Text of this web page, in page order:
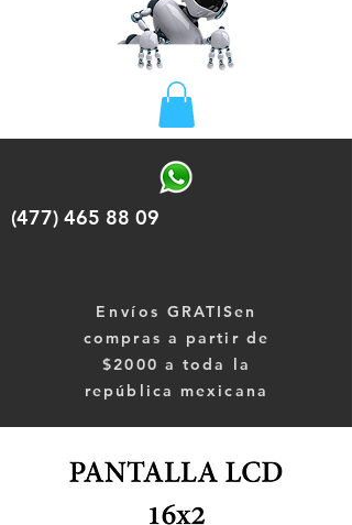
(477) 465 88 09
Envíos GRATISen
compras a partir de
$2000 a toda la
república mexicana